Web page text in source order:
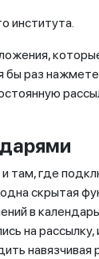
института.
раз
и там, где
скрытая
в
на
навязчивая